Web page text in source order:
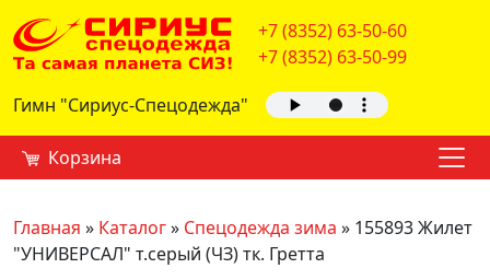
+7 (8352) 63-50-60
+7 (8352) 63-50-99
Гимн "Сириус-Спецодежда"
Корзина
Главная » Каталог» Спецодежда зима » 155893 Жилет
"УНИВЕРСАЛ" т.серый (ЧЗ) тк. Гретта